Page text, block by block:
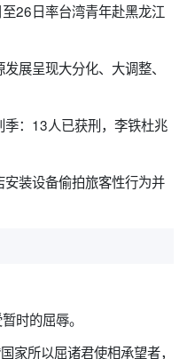
26日率台湾青年赴黑龙江
展呈现大分化、大调整、
：13人已获刑，李铁杜兆
装设备偷拍旅客性行为并
时的屈辱。
家所以屈诸君使相承望者，